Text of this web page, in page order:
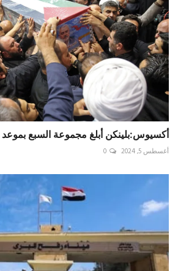
أكسيوس:بلينكن أبلغ مجموعة السبع بموعد
أغسطس 5, 2024 0